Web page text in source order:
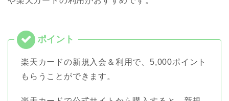
楽天カードの新規入会＆利用で、5,000ポイント
もらうことができます。